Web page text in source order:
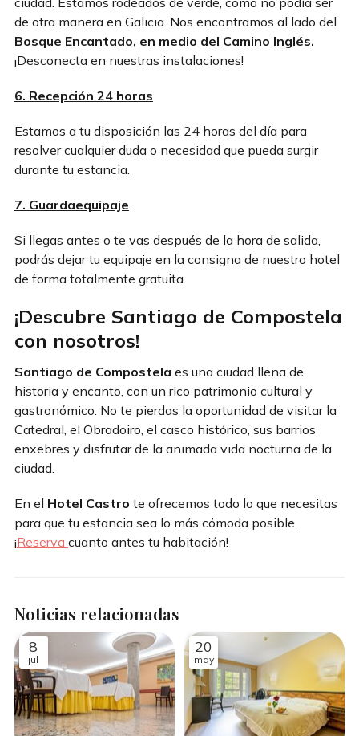
de otra manera en Galicia. Nos encontramos al lado del
Bosque Encantado, en medio del Camino Inglés.
¡Desconecta en nuestras instalaciones!
6. Recepción 24 horas
Estamos a tu disposición las 24 horas del día para
resolver cualquier duda o necesidad que pueda surgir
durante tu estancia.
7. Guardaequipaje
Si llegas antes o te vas después de la hora de salida,
podrás dejar tu equipaje en la consigna de nuestro hotel
de forma totalmente gratuita.
¡Descubre Santiago de Compostela
con nosotros!
Santiago de Compostela es una ciudad llena de
historia y encanto, con un rico patrimonio cultural y
gastronómico. No te pierdas la oportunidad de visitar la
Catedral, el Obradoiro, el casco histórico, sus barrios
enxebres y disfrutar de la animada vida nocturna de la
ciudad.
En el Hotel Castro te ofrecemos todo lo que necesitas
para que tu estancia sea lo más cómoda posible.
¡Reserva cuanto antes tu habitación!
Noticias relacionadas
8
jul
20
may